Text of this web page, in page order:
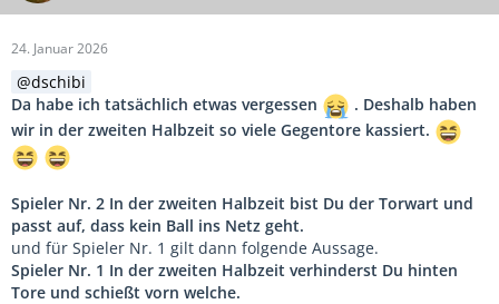
Spieler Nr. 3 Du verhinderst hinten Tore und schießt
Spieler Nr. 4 Du verhinderst
vorn welche.
Spieler Nr. 5 Du verhinderst hinten Tore und schießt
vorn welche.
Spieler Nr. 6 Du verhinderst hinten Tore und schießt
vorn welche.
Spieler Nr. 7 Du verhinderst hinten Tore und schießt
vorn welche
24. Januar 2026
dschibi
Da habe ich tatsächlich etwas vergessen
. Deshalb haben
wir in der zweiten Halbzeit so viele Gegentore kassiert.
Spieler Nr. 2 In der zweiten Halbzeit bist Du der Torwart und
passt auf, dass kein Ball ins Netz geht.
und für Spieler Nr. 1 gilt dann folgende Aussage.
Spieler Nr. 1 In der zweiten Halbzeit verhinderst Du hinten
Tore und schießt vorn welche.